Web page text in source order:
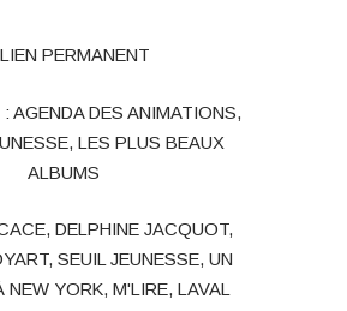
PERMANENT
:AGENDA DES ANIMATIONS,
,LES PLUS BEAUX
ALBUMS
,DELPHINE JACQUOT,
,SEUIL JEUNESSE,UN
NEW YORK,M'LIRE,LAVAL